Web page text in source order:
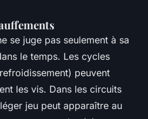
se juge pas seulement à sa
le temps. Les cycles
peuvent
les vis. Dans les circuits
jeu peut apparaître au